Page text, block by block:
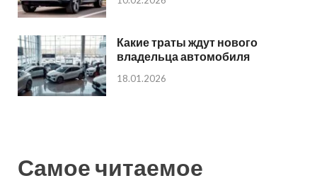
Какие траты ждут нового
владельца автомобиля
18.01.2026
Самое читаемое